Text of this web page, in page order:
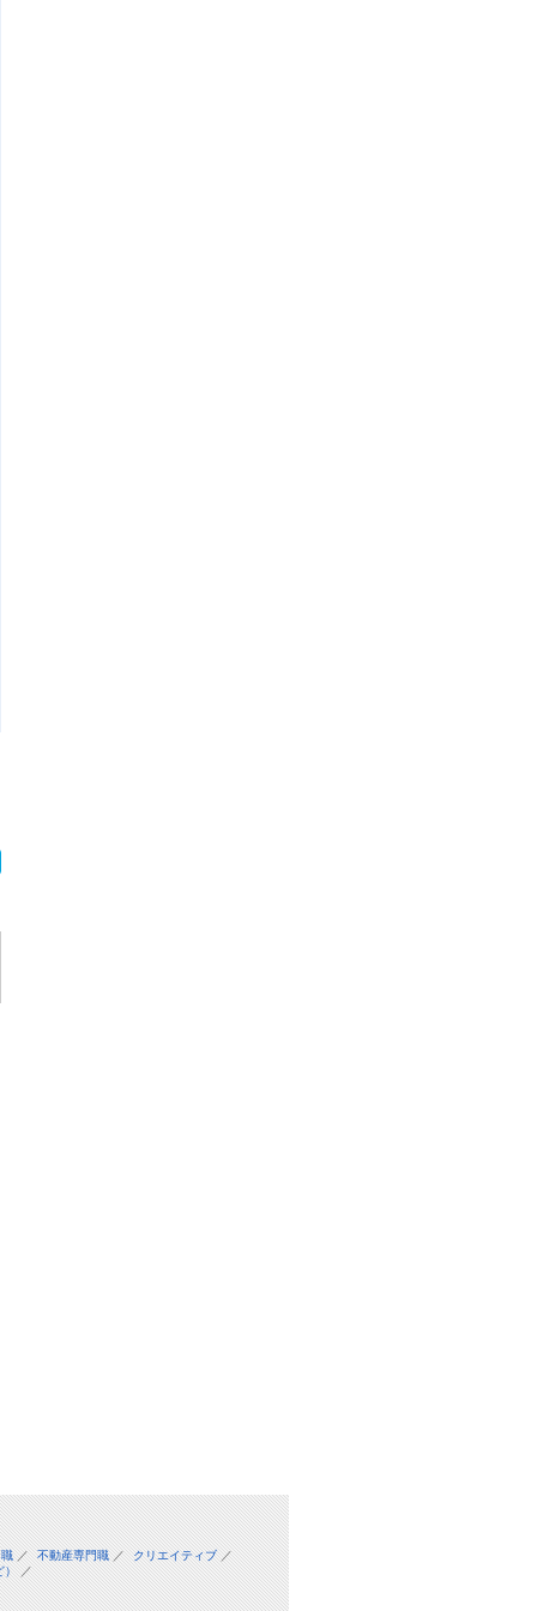
／ 不動産専門職 ／ クリエイティブ ／
／